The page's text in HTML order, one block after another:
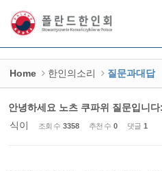
Home 한인의소리 질문과대답
안녕하세요 노츠 쿠파위 질문입니다
식이
조회 수 3358 추천 수 0 댓글 1